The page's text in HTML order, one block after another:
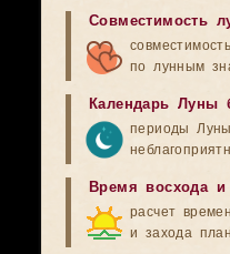
Совместимость
по лунным
Календарь Луны
периоды
Время восхода и
расчет
и захода